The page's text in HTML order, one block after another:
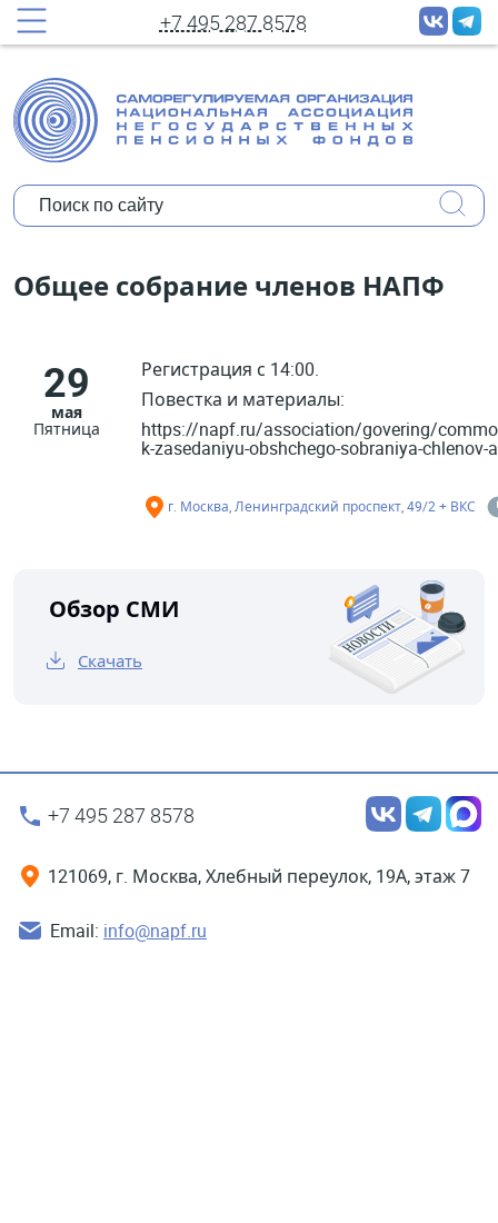
+7 495 287 8578
Общее собрание членов НАПФ
29
мая
Пятница
Регистрация с 14:00.
Повестка и материалы:
https://napf.ru/association/govering/
k-zasedaniyu-obshchego-sobraniya-
г. Москва, Ленинградский проспект, 49/2 + ВКС
Обзор СМИ
Скачать
+7 495 287 8578
121069, г. Москва, Хлебный переулок, 19А, этаж 7
Email: info@napf.ru